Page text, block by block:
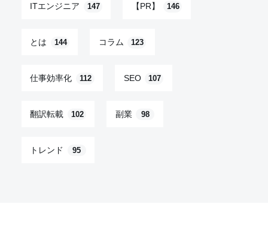
ITエンジニア 147 【PR】 146
とは 144 コラム 123
仕事効率化 112 SEO 107
翻訳転載 102 副業 98
トレンド 95